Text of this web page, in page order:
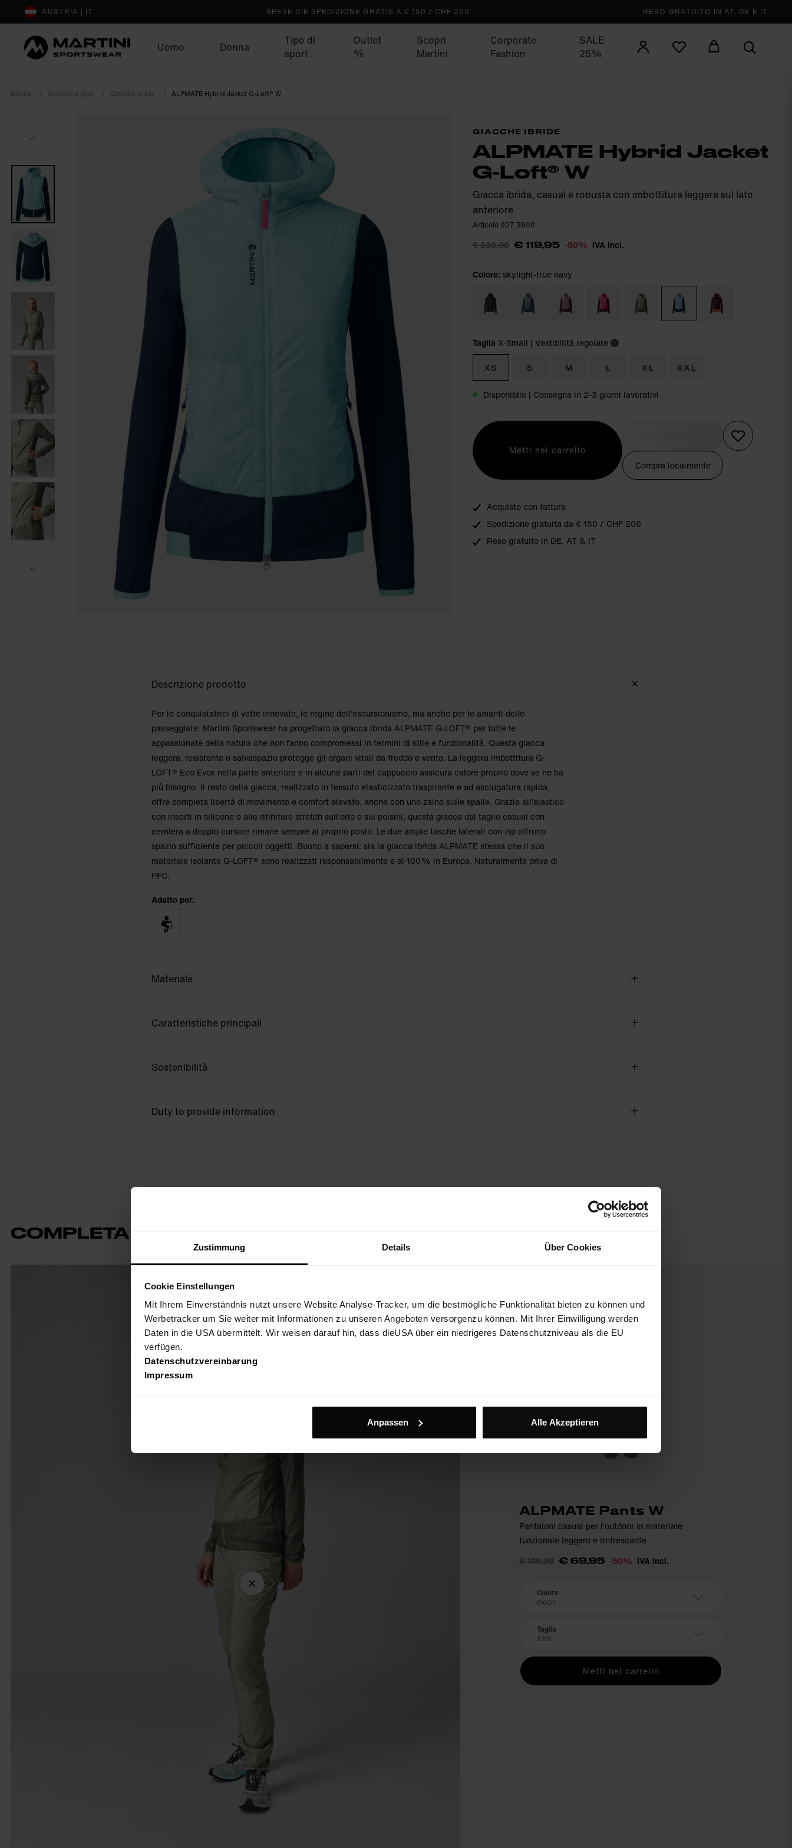
Zustimmung Details Über Cookies
Cookie Einstellungen
Mit Ihrem Einverständnis nutzt unsere Website Analyse-Tracker, um die bestmögliche Funktionalität bieten zu können und
Werbetracker um Sie weiter mit Informationen zu unseren Angeboten versorgenzu können. Mit Ihrer Einwilligung werden
Daten in die USA übermittelt. Wir weisen darauf hin, dass dieUSA über ein niedrigeres Datenschutzniveau als die EU
verfügen.
Datenschutzvereinbarung
Impressum
Anpassen Alle Akzeptieren
sr.Table Of Content
Completa il tuo outfit
Potrebbe piacerti anche
AUSTRIA | IT SPESE DIE SPEDIZIONE GRATIS A € 150 / CHF 200 RESO GRATUITO IN AT, DE E IT
Uomo Donna
Tipo di
sport
Outlet
%
Scopri
Martini
Corporate
Fashion
SALE
25%
Donna Giacche e gilet Giacche ibride ALPMATE Hybrid Jacket G-Loft® W
GIACCHE IBRIDE
ALPMATE Hybrid Jacket
G-Loft® W
Giacca ibrida, casual e robusta con imbottitura leggera sul lato
anteriore
Articolo 007 3800
€ 239,90 € 119,95 -50% IVA incl.
Colore: skylight-true navy
Taglia X-Small | Vestibilità regolare i
XS S M L XL XXL
Disponibile | Consegna in 2-3 giorni lavorativi
Metti nel carrello
Compra localmente
Acquisto con fattura
Spedizione gratuita da € 150 / CHF 200
Reso gratuito in DE, AT & IT
Descrizione prodotto
Per le conquistatrici di vette innevate, le regine dell’escursionismo, ma anche per le amanti delle
passeggiate: Martini Sportswear ha progettato la giacca ibrida ALPMATE G-LOFT® per tutte le
appassionate della natura che non fanno compromessi in termini di stile e funzionalità. Questa giacca
leggera, resistente e salvaspazio protegge gli organi vitali da freddo e vento. La leggera imbottitura G-
LOFT® Eco Evox nella parte anteriore e in alcune parti del cappuccio assicura calore proprio dove se ne ha
più bisogno. Il resto della giacca, realizzato in tessuto elasticizzato traspirante e ad asciugatura rapida,
offre completa libertà di movimento e comfort elevato, anche con uno zaino sulle spalle. Grazie all’elastico
con inserti in silicone e alle rifiniture stretch sull’orlo e sui polsini, questa giacca dal taglio casual con
cerniera a doppio cursore rimane sempre al proprio posto. Le due ampie tasche laterali con zip offrono
spazio sufficiente per piccoli oggetti. Buono a sapersi: sia la giacca ibrida ALPMATE stessa che il suo
materiale isolante G-LOFT® sono realizzati responsabilmente e al 100% in Europa. Naturalmente priva di
PFC.
Adatto per:
Materiale
Caratteristiche principali
Sostenibilità
Duty to provide information
COMPLETA IL TUO OUTFIT
ALPMATE Pants W
Pantaloni casual per l’outdoor in materiale
funzionale leggero e rinfrescante
€ 139,90 € 69,95 -50% IVA incl.
Colore
moon
Taglia
XXS
Metti nel carrello